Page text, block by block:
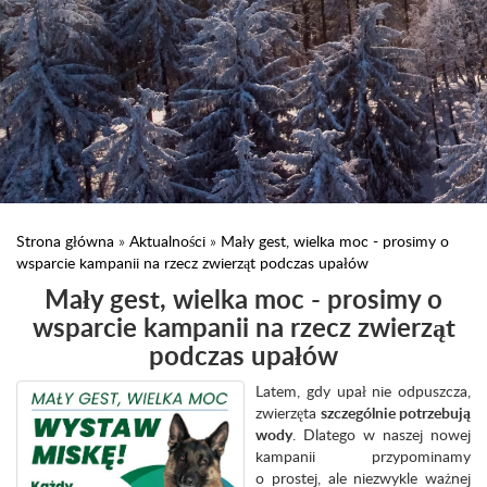
Strona główna » Aktualności » Mały gest, wielka moc - prosimy o
wsparcie kampanii na rzecz zwierząt podczas upałów
Mały gest, wielka moc - prosimy o
wsparcie kampanii na rzecz zwierząt
podczas upałów
Latem, gdy upał nie odpuszcza,
zwierzęta szczególnie potrzebują
wody. Dlatego w naszej nowej
kampanii przypominamy
o prostej, ale niezwykle ważnej